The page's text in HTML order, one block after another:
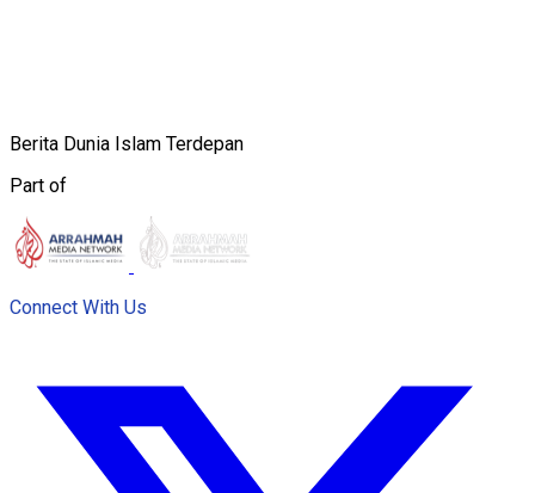
Berita Dunia Islam Terdepan
Part of
Connect With Us